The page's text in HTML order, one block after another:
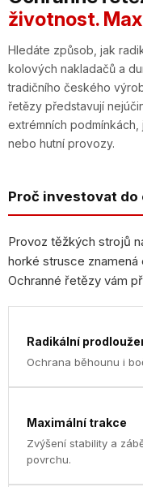
životnost.
Hledáte způsob, jak
kolových nakladačů a
tradičního českého
řetězy představují
extrémních
nebo hutní provozy.
Proč investovat do
Provoz těžkých strojů
horké strusce znamená
Ochranné řetězy vám
Radikální
Ochrana běhounu i
Maximální trakce
Zvýšení stability a
povrchu.